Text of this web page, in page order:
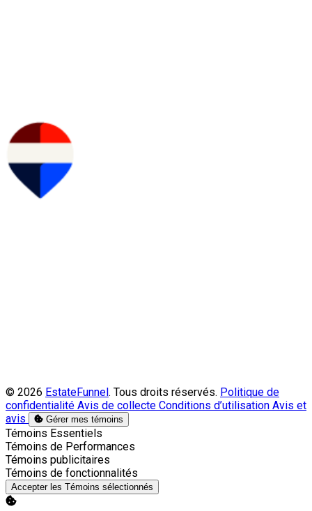
© 2026 EstateFunnel. Tous droits réservés. Politique de
confidentialité Avis de collecte Conditions d’utilisation Avis et
avis
Gérer mes témoins
Activer
Témoins Essentiels
Activer
Témoins de Performances
Activer
Témoins publicitaires
Activer
Témoins de fonctionnalités
Accepter les Témoins sélectionnés